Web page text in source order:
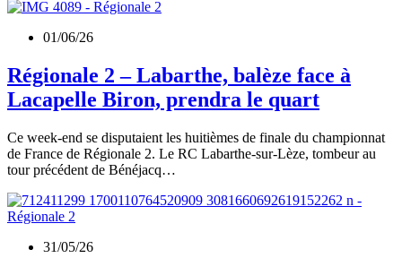
01/06/26
Régionale 2 – Labarthe, balèze face à
Lacapelle Biron, prendra le quart
Ce week-end se disputaient les huitièmes de finale du championnat
de France de Régionale 2. Le RC Labarthe-sur-Lèze, tombeur au
tour précédent de Bénéjacq…
31/05/26